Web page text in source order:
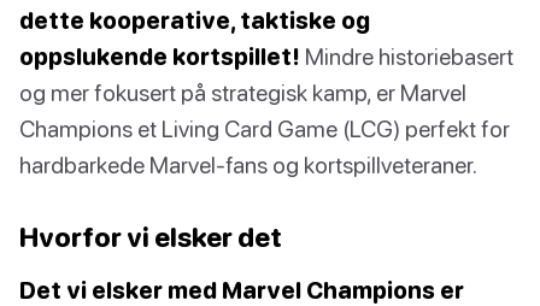
dette kooperative, taktiske og
oppslukende kortspillet! Mindre historiebasert
og mer fokusert på strategisk kamp, er Marvel
Champions et Living Card Game (LCG) perfekt for
hardbarkede Marvel-fans og kortspillveteraner.
Hvorfor vi elsker det
Det vi elsker med Marvel Champions er